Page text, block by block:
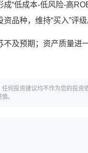
“低成本-低风险-高
品种，维持“买入”评
不及预期；资产质量进
何投资建议均不作为您的投
。